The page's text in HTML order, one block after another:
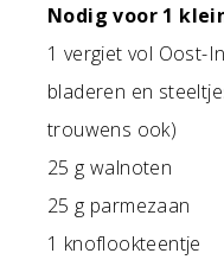
Nodig voor 1
1 vergiet vol Oost-
bladeren en
trouwens ook)
25 g walnoten
25 g parmezaan
1 knoflookteentje